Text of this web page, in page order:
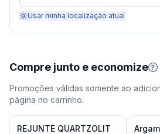
Compre junto e economize ?
Promoções válidas somente ao
página no carrinho.
REJUNTE QUARTZOLIT
Usar minha localização atual